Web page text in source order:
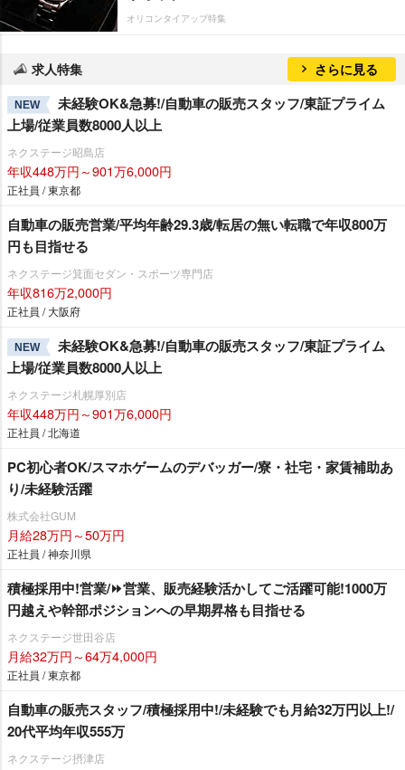
オリコンタイアップ特集
求人特集 さらに見る
NEW
未経験OK&急募!/自動車の販売スタッフ/東証プライム
上場/従業員数8000人以上
ネクステージ昭島店
年収448万円～901万6,000円
正社員 / 東京都
自動車の販売営業/平均年齢29.3歳/転居の無い転職で年収800万
円も目指せる
ネクステージ箕面セダン・スポーツ専門店
年収816万2,000円
正社員 / 大阪府
NEW
未経験OK&急募!/自動車の販売スタッフ/東証プライム
上場/従業員数8000人以上
ネクステージ札幌厚別店
年収448万円～901万6,000円
正社員 / 北海道
PC初心者OK/スマホゲームのデバッガー/寮・社宅・家賃補助あ
り/未経験活躍
株式会社GUM
月給28万円～50万円
正社員 / 神奈川県
積極採用中!営業/⏩️営業、販売経験活かしてご活躍可能!1000万
円越えや幹部ポジションへの早期昇格も目指せる
ネクステージ世田谷店
月給32万円～64万4,000円
正社員 / 東京都
自動車の販売スタッフ/積極採用中!/未経験でも月給32万円以上!/
20代平均年収555万
ネクステージ摂津店